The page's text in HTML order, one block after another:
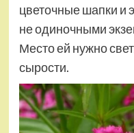
цветоч­ные шапки и
не одиночными
Место ей нужно
сырости.